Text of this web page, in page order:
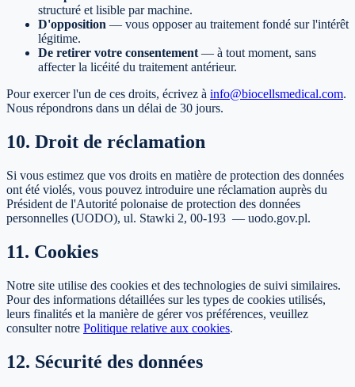
structuré et lisible par machine.
D'opposition — vous opposer au traitement fondé sur l'intérêt
légitime.
De retirer votre consentement — à tout moment, sans
affecter la licéité du traitement antérieur.
Pour exercer l'un de ces droits, écrivez à info@biocellsmedical.com.
Nous répondrons dans un délai de 30 jours.
10. Droit de réclamation
Si vous estimez que vos droits en matière de protection des données
ont été violés, vous pouvez introduire une réclamation auprès du
Président de l'Autorité polonaise de protection des données
personnelles (UODO), ul. Stawki 2, 00-193 — uodo.gov.pl.
11. Cookies
Notre site utilise des cookies et des technologies de suivi similaires.
Pour des informations détaillées sur les types de cookies utilisés,
leurs finalités et la manière de gérer vos préférences, veuillez
consulter notre Politique relative aux cookies.
12. Sécurité des données